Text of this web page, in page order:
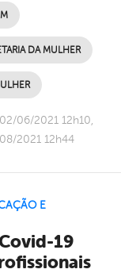
DA MULHER
06/2021 12h10,
2021 12h44
E
19